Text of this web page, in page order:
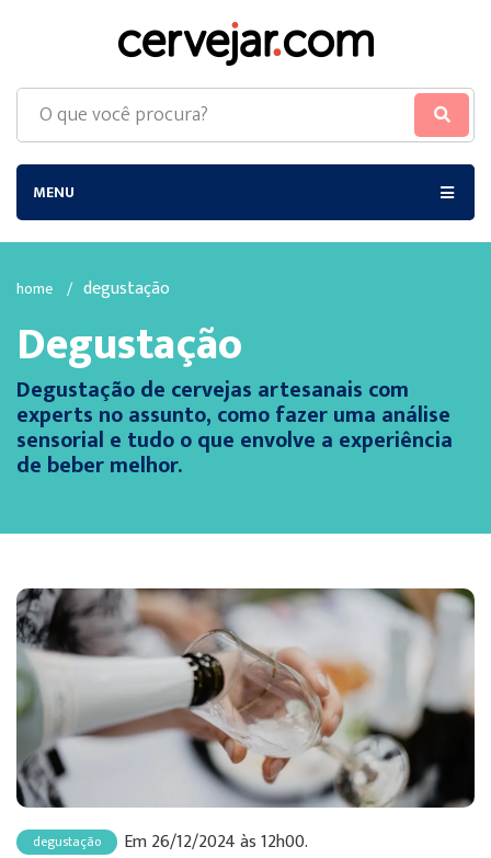
MENU
home / degustação
Degustação
Degustação de cervejas artesanais com
experts no assunto, como fazer uma análise
sensorial e tudo o que envolve a experiência
de beber melhor.
degustação Em 26/12/2024 às 12h00.